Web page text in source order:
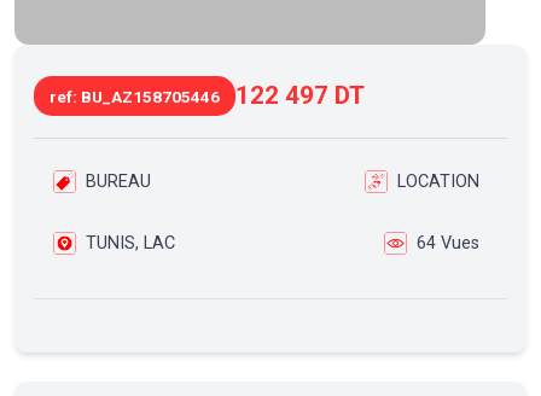
ref: BU_AZ158705446 122 497 DT
BUREAU LOCATION
TUNIS, LAC 64 Vues